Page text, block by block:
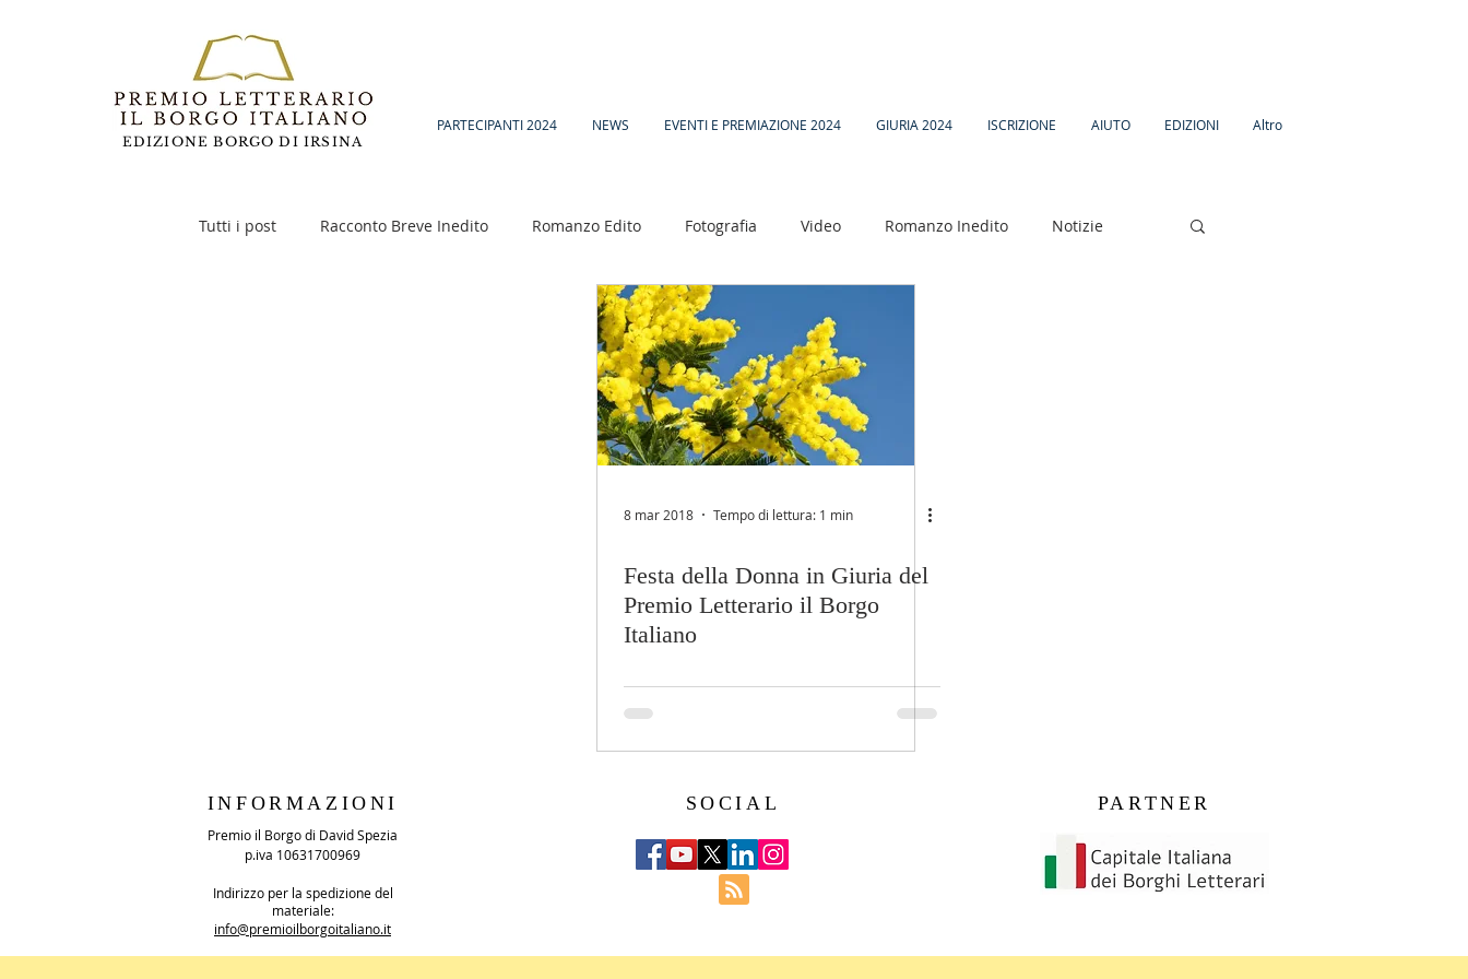
EDIZIONE BORGO DI IRSINA
PARTECIPANTI 2024 NEWS EVENTI E PREMIAZIONE 2024 GIURIA 2024 ISCRIZIONE AIUTO EDIZIONI Altro
Tutti i post Racconto Breve Inedito Romanzo Edito Fotografia Video Romanzo Inedito Notizie
8 mar 2018 Tempo di lettura: 1 min
Festa della Donna in Giuria del
Premio Letterario il Borgo
Italiano
INFORMAZIONI
Premio il Borgo di David Spezia
p.iva 10631700969
Indirizzo per la spedizione del
materiale:
info@premioilborgoitaliano.it
SOCIAL PARTNER